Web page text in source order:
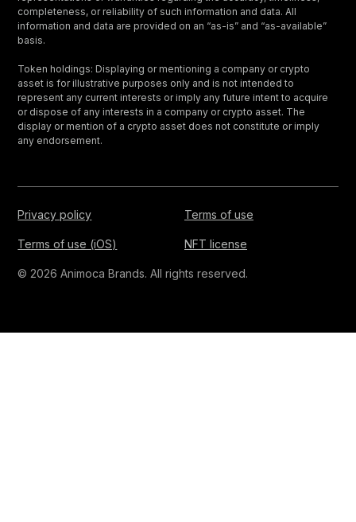
completeness, or reliability of such information and data. All
information and data are provided on an “as-is” and “as-available”
basis.
Token holdings: Displaying or mentioning a company or crypto
asset is for illustrative purposes only and is not intended to
represent any current interests or imply any future intent to acquire
or dispose of any interests in a company or crypto asset. The
display or mention of a crypto asset does not constitute or imply
any endorsement.
Privacy policy Terms of use
Terms of use (iOS) NFT license
© 2026 Animoca Brands. All rights reserved.